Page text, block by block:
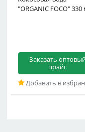
"ORGANIC
Заказать
прайс
Добавить в